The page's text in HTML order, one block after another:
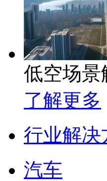
低空场景
了解更多
行业解决
汽车